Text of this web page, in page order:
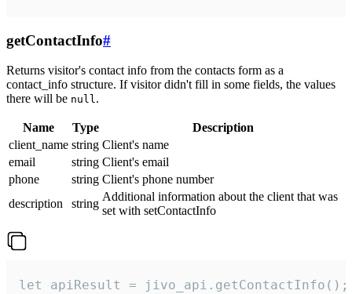
getContactInfo#
Returns visitor's contact info from the contacts form as a
contact_info structure. If visitor didn't fill in some fields, the values
there will be null.
Name Type
Description
client_name string Client's name
email
string Client's email
phone
string Client's phone number
description
string
Additional information about the client that was
set with setContactInfo
let apiResult = jivo_api.getContactInfo();